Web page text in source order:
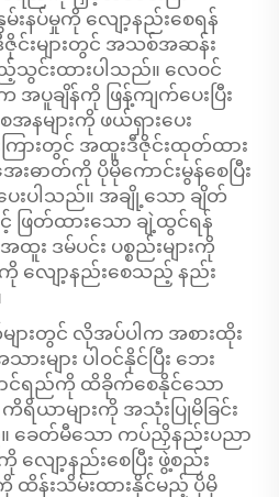
မ်းနပ်မှုကို လျော့နည်းစေရန်
င်းများတွင် အသစ်အဆန်း
သွင်းထားပါသည်။ လေဝင်
ပူချိန်ကို ဖြန့်ကျက်ပေးပြီး
နများကို ဖယ်ရှားပေး
ကြားတွင် အထူးဒီဇိုင်းထုတ်ထား
ဓာတ်ကို ပိုမိုကောင်းမွန်စေပြီး
းပါသည်။ အချို့သော ချိတ်
ဖြတ်ထားသော ချဲ့ထွင်ရန်
း ဒမ်ပင်း ပစ္စည်းများကို
ျော့နည်းစေသည့် နည်း
ျားတွင် လိုအပ်ပါက အစားထိုး
များ ပါဝင်နိုင်ပြီး ဘေး
ာင်ရည်ကို ထိခိုက်စေနိုင်သော
ရိယာများကို အသုံးပြုမိခြင်း
ခေတ်မီသော ကပ်ညှိနည်းပညာ
လျော့နည်းစေပြီး ဖွဲ့စည်း
န်းသိမ်းထားနိုင်မည့် ပိုမို